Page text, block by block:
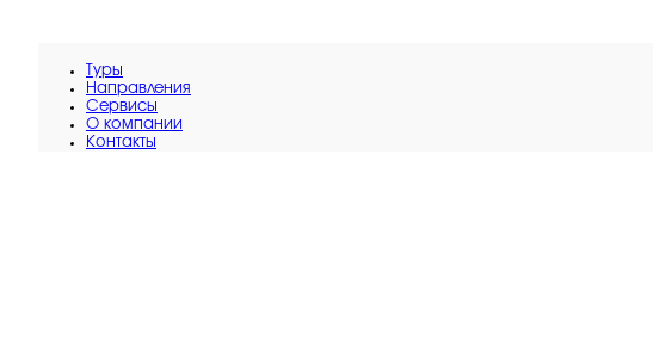
Туры
Направления
Сервисы
O компании
Контакты